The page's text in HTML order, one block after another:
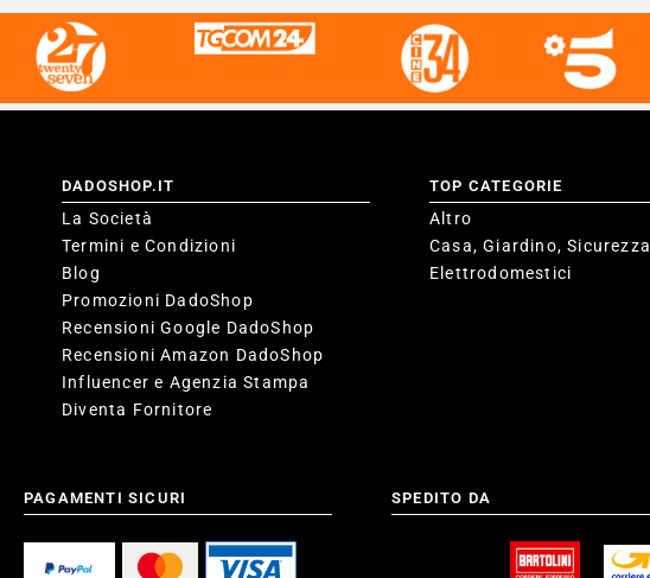
DADOSHOP.IT
La Società
Termini e Condizioni
Blog
Promozioni DadoShop
Recensioni Google DadoShop
Recensioni Amazon DadoShop
Influencer e Agenzia Stampa
Diventa Fornitore
TOP CATEGORIE
Altro
Casa, Giardino, Sicurezza
Elettrodomestici
PAGAMENTI SICURI SPEDITO DA